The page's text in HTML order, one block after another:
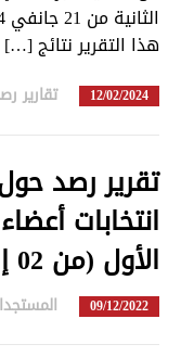
هذا التقرير نتائج […]
12/02/2024 تقارير
تقرير رصد
انتخابات
الأول (من 02 إلى 22 ديسمبر 2023)
09/12/2022